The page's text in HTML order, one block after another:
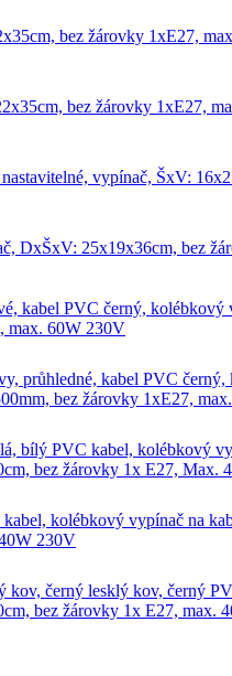
bez žárovky 1xE27,
bez žárovky 1xE27,
vypínač, ŠxV:
DxŠxV: 25x19x36cm, bez
kabel PVC černý,
max. 60W 230V
průhledné, kabel PVC
bez žárovky 1xE27,
bílý PVC kabel, kolébkový
bez žárovky 1x E27, Max.
kolébkový vypínač na
230V
kov, černý lesklý kov, černý
bez žárovky 1x E27, max.